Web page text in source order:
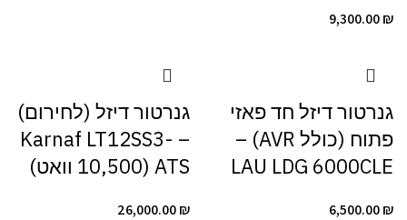
9,300.00₪
גנרטור דיזל חד פאזי
פתוח (כולל AVR) –
LAU LDG 6000CLE
6,500.00₪
גנרטור דיזל (לחירום)
– Karnaf LT12SS3-
ATS (10,500 וואט)
26,000.00₪